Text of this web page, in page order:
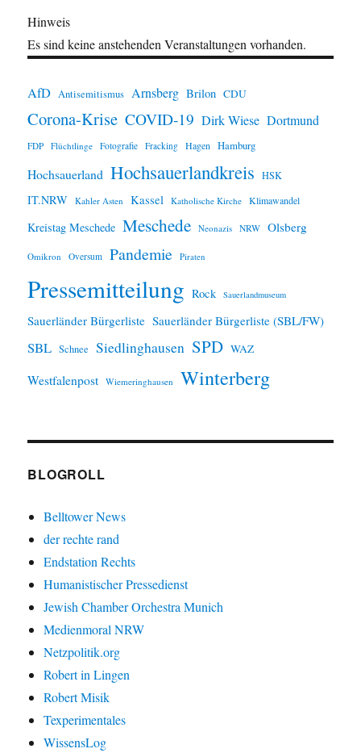
Hinweis
Es sind keine anstehenden Veranstaltungen vorhanden.
AfD Antisemitismus Arnsberg Brilon CDU
Corona-Krise COVID-19 Dirk Wiese Dortmund
FDP Flüchtlinge Fotografie Fracking Hagen Hamburg
Hochsauerland Hochsauerlandkreis HSK
IT.NRW Kahler Asten Kassel Katholische Kirche Klimawandel
Kreistag Meschede Meschede Neonazis NRW Olsberg
Omikron Oversum Pandemie Piraten
Pressemitteilung Rock Sauerlandmuseum
Sauerländer Bürgerliste Sauerländer Bürgerliste (SBL/FW)
SBL Schnee Siedlinghausen SPD WAZ
Westfalenpost Wiemeringhausen Winterberg
BLOGROLL
Belltower News
der rechte rand
Endstation Rechts
Humanistischer Pressedienst
Jewish Chamber Orchestra Munich
Medienmoral NRW
Netzpolitik.org
Robert in Lingen
Robert Misik
Texperimentales
WissensLog